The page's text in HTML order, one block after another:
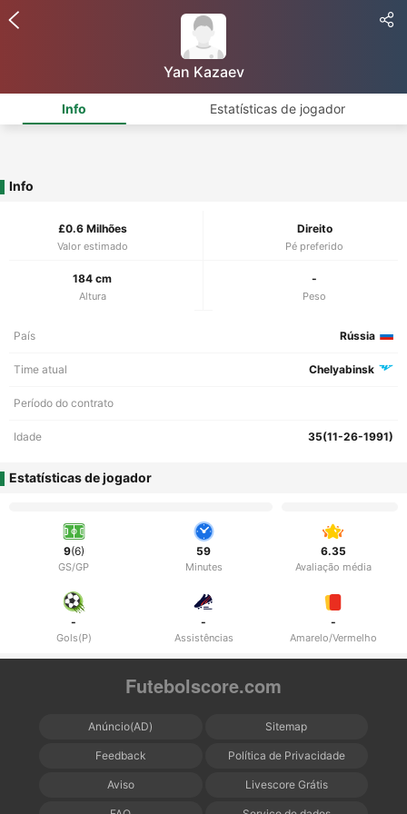
Yan Kazaev
Info Estatísticas de jogador
Info
£0.6 Milhões
Valor estimado
Direito
Pé preferido
184 cm
Altura
-
Peso
País Rússia
Time atual Chelyabinsk
Período do contrato
Idade 35(11-26-1991)
Estatísticas de jogador
9(6)
GS/GP
59
Minutes
6.35
Avaliação média
-
Gols(P)
-
Assistências
-
Amarelo/Vermelho
Futebolscore.com
Anúncio(AD) Sitemap
Feedback Política de Privacidade
Aviso Livescore Grátis